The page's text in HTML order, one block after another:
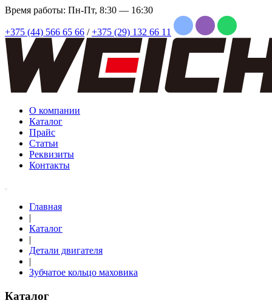
Время работы: Пн-Пт, 8:30 — 16:30
+375 (44) 566 65 66 / +375 (29) 132 66 11
О компании
Каталог
Прайс
Статьи
Реквизиты
Контакты
Главная
|
Каталог
|
Детали двигателя
|
Зубчатое кольцо маховика
Каталог